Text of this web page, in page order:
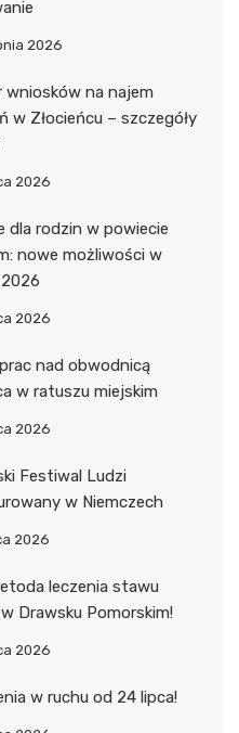
2026
wniosków na najem
w Złocieńcu – szczegóły
2026
dla rodzin w powiecie
nowe możliwości w
2026
nad obwodnicą
w ratuszu miejskim
2026
Festiwal Ludzi
w Niemczech
2026
leczenia stawu
Drawsku Pomorskim!
2026
w ruchu od 24 lipca!